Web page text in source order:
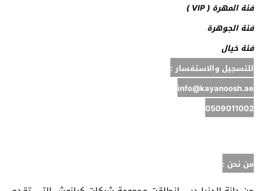
فئة المهرة ( VIP )
فئة الجوهرة
فئة خيال
للتسجيل والاستفسار :
info@kayanoosh.ae
0509011002
من نحن :